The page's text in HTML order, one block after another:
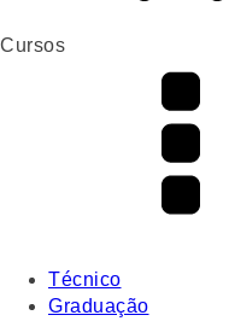
Cursos
Técnico
Graduação